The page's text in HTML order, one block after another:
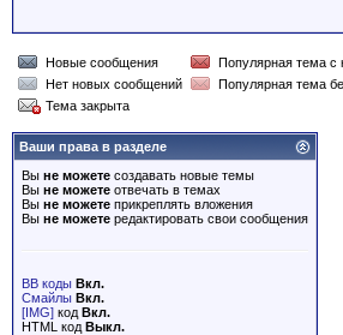
Новые сообщения
Популярная тема
Нет новых сообщений
Популярная тема
Тема закрыта
Ваши права в разделе
Вы не можете создавать новые темы
Вы не можете отвечать в темах
Вы не можете прикреплять вложения
Вы не можете редактировать свои сообщения
BB коды Вкл.
Смайлы Вкл.
[IMG] код Вкл.
HTML код Выкл.